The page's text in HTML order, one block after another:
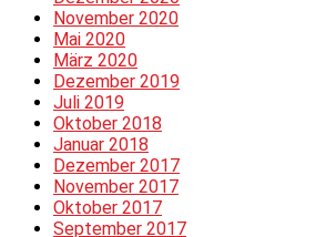
November 2020
Mai 2020
März 2020
Dezember 2019
Juli 2019
Oktober 2018
Januar 2018
Dezember 2017
November 2017
Oktober 2017
September 2017